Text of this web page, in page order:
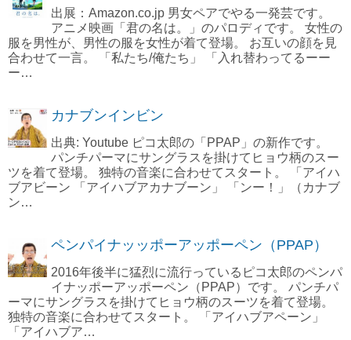
出展：Amazon.co.jp 男女ペアでやる一発芸です。
アニメ映画「君の名は。」のパロディです。 女性の
服を男性が、男性の服を女性が着て登場。 お互いの顔を見
合わせて一言。 「私たち/俺たち」 「入れ替わってるーー
ー…
カナブンインビン
出典: Youtube ピコ太郎の「PPAP」の新作です。
パンチパーマにサングラスを掛けてヒョウ柄のスー
ツを着て登場。 独特の音楽に合わせてスタート。 「アイハ
ブアビーン 「アイハブアカナブーン」 「ンー！」（カナブ
ン…
ペンパイナッッポーアッポーペン（PPAP）
2016年後半に猛烈に流行っているピコ太郎のペンパ
イナッポーアッポーペン（PPAP）です。 パンチパ
ーマにサングラスを掛けてヒョウ柄のスーツを着て登場。
独特の音楽に合わせてスタート。 「アイハブアペーン」
「アイハブア…